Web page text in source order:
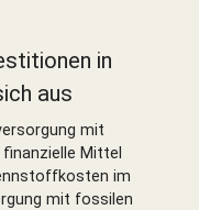
in
aus
mit
Mittel
im
mit fossilen